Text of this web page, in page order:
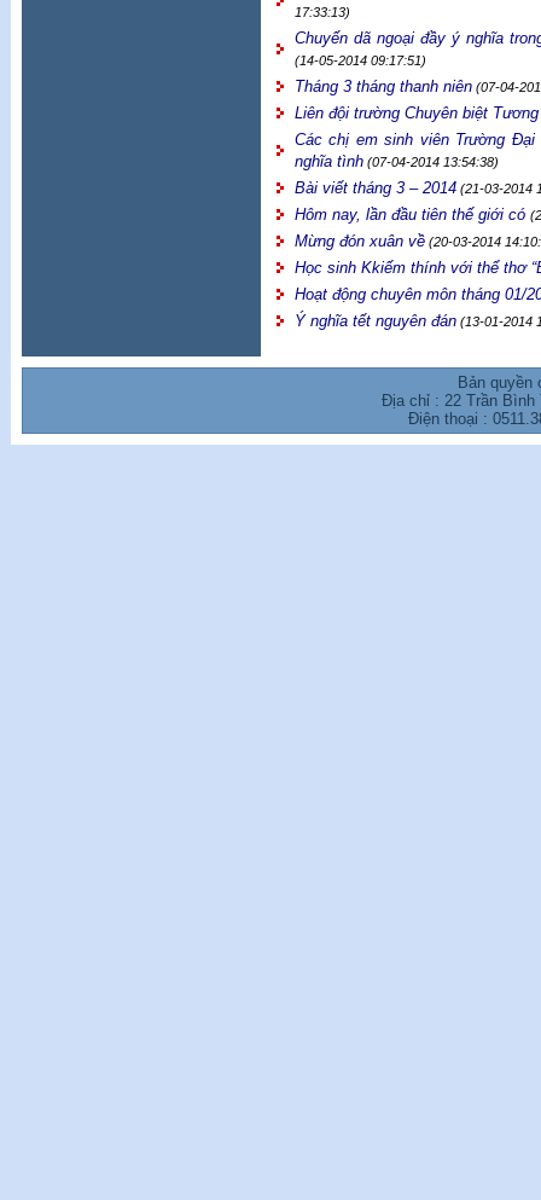
17:33:13)
Chuyến dã ngoại đầy ý nghĩa
(14-05-2014 09:17:51)
Tháng 3 tháng thanh niên (07-04-
Liên đội trường Chuyên biệt
Các chị em sinh viên Trường
nghĩa tình (07-04-2014 13:54:38)
Bài viết tháng 3 – 2014 (21-03-2014
Hôm nay, lần đầu tiên thế giới có
Mừng đón xuân về (20-03-2014
Học sinh Kkiếm thính với thể thơ
Hoạt động chuyên môn tháng 01/
Ý nghĩa tết nguyên đán (13-01-2014
Bản quyền
Địa chỉ : 22 Trần Bình
Điện thoại : 0511.